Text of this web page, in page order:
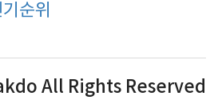
순위
All Rights Reserved